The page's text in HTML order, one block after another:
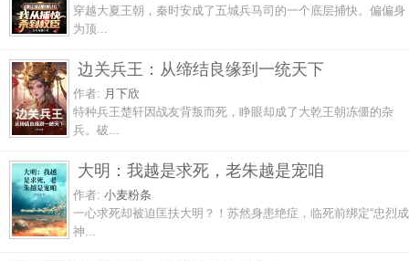
穿越大夏王朝，秦时安成了五城兵马司的一个底层捕快。偏偏身
为顶...
边关兵王：从缔结良缘到一统天下
作者: 月下欣
特种兵王楚轩因战友背叛而死，睁眼却成了大乾王朝冻僵的杂
兵。破...
大明：我越是求死，老朱越是宠咱
作者: 小麦粉条
一心求死却被迫匡扶大明？！苏然身患绝症，临死前绑定“忠烈成
神...